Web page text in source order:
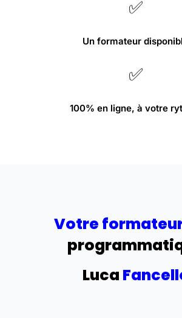
✅
Un formateur
✅
100% en ligne, à votre
Votre
Luca